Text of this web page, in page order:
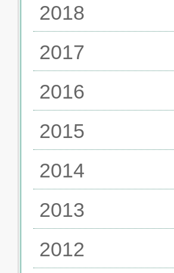
2018
2017
2016
2015
2014
2013
2012